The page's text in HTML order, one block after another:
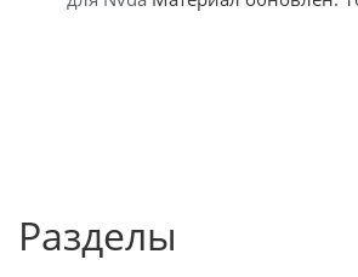
Разделы